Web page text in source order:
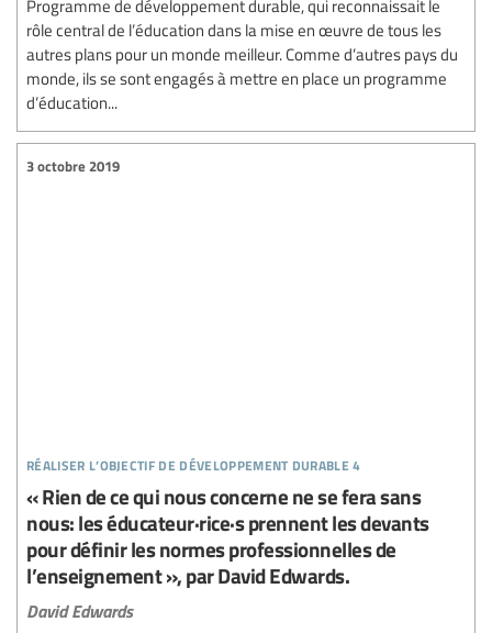
Programme de développement durable, qui reconnaissait le
rôle central de l’éducation dans la mise en œuvre de tous les
autres plans pour un monde meilleur. Comme d’autres pays du
monde, ils se sont engagés à mettre en place un programme
d’éducation...
réaliser l’objectif de développement durable 4
3 octobre 2019
« Rien de ce qui nous concerne ne se fera sans
nous: les éducateur·rice·s prennent les devants
pour définir les normes professionnelles de
l’enseignement », par David Edwards.
David Edwards